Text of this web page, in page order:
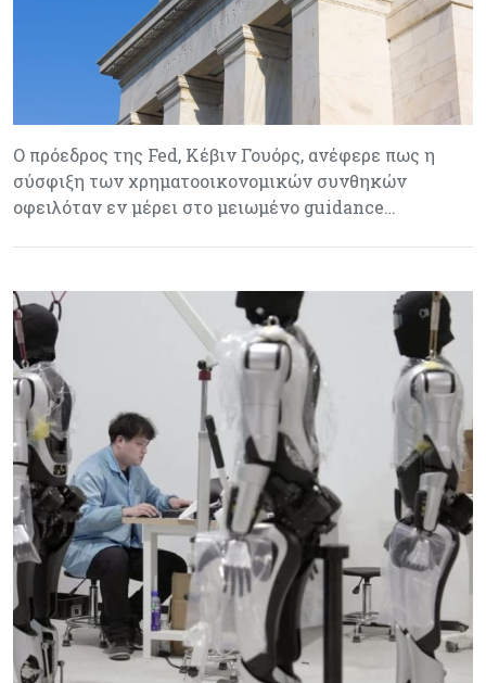
Ο πρόεδρος της Fed, Κέβιν Γουόρς, ανέφερε πως η
σύσφιξη των χρηματοοικονομικών συνθηκών
οφειλόταν εν μέρει στο μειωμένο guidance…